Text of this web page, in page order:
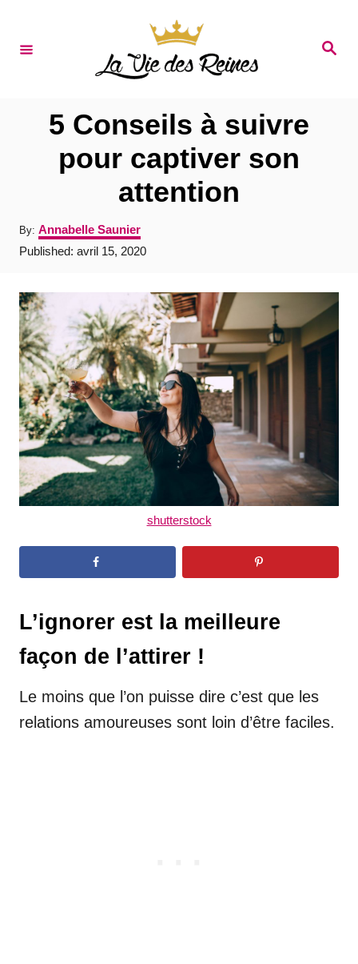
S
5 Conseils à suivre
pour captiver son
attention
By: A
u
t
o
r
Annabelle Saunier
P
t
e
d
o
n
Published: avril 15, 2020
shutterstock
L’ignorer est la meilleure
façon de l’attirer !
Le moins que l’on puisse dire c’est que les
relations amoureuses sont loin d’être faciles.